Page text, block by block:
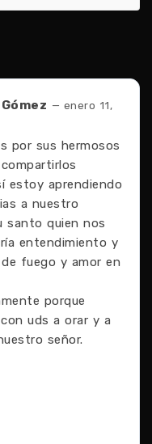
— enero 11,
por sus hermosos
estoy aprendiendo
a nuestro
santo quien nos
entendimiento y
fuego y amor en
porque
uds a orar y a
señor.